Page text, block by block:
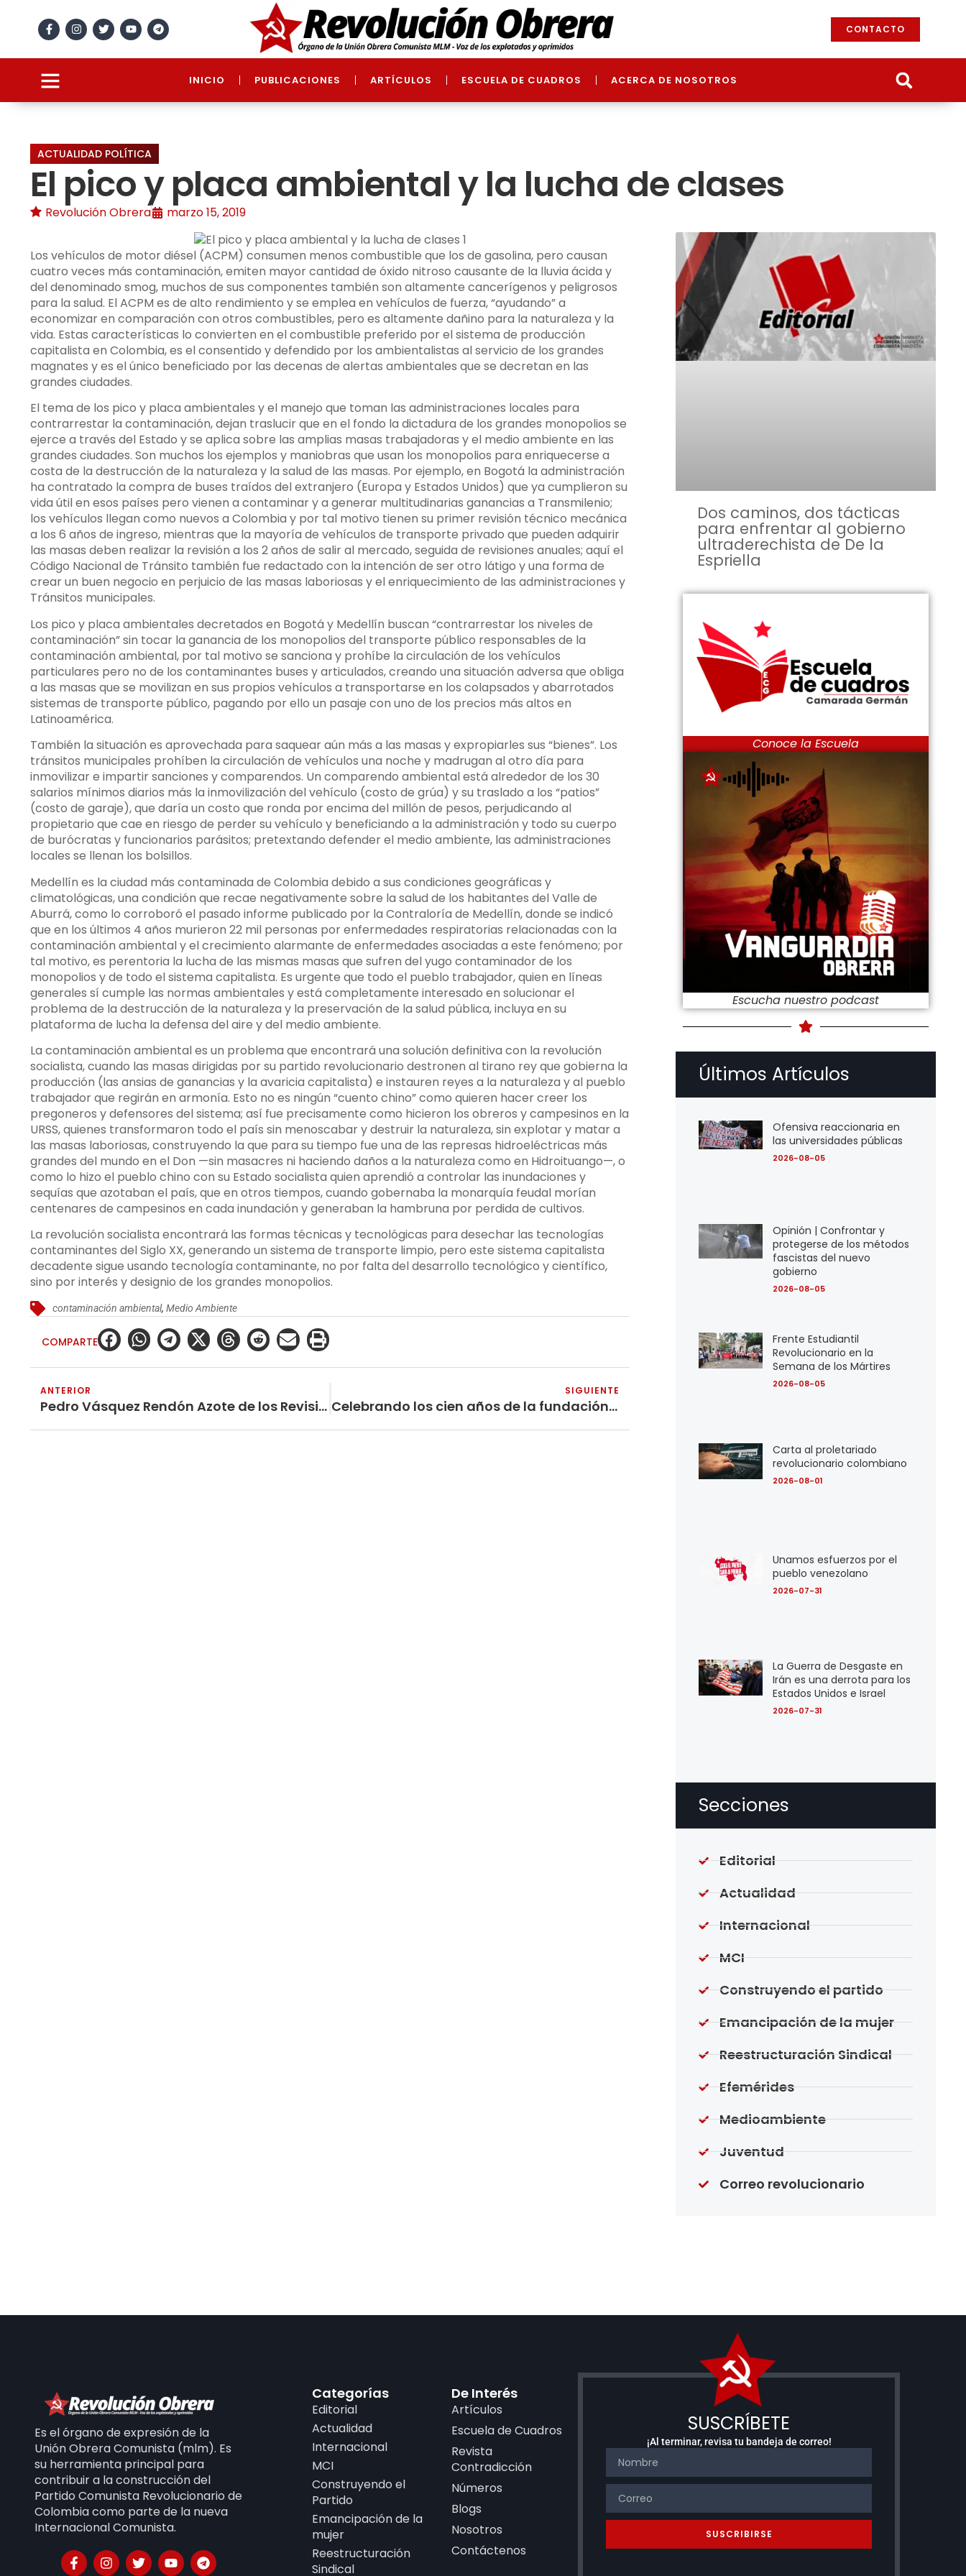
CONTACTO
INICIO PUBLICACIONES ARTÍCULOS ESCUELA DE CUADROS ACERCA DE NOSOTROS
ACTUALIDAD POLÍTICA
El pico y placa ambiental y la lucha de clases
Revolución Obrera marzo 15, 2019
Los vehículos de motor diésel (ACPM) consumen menos combustible que los de gasolina, pero causan
cuatro veces más contaminación, emiten mayor cantidad de óxido nitroso causante de la lluvia ácida y
del denominado smog, muchos de sus componentes también son altamente cancerígenos y peligrosos
para la salud. El ACPM es de alto rendimiento y se emplea en vehículos de fuerza, “ayudando” a
economizar en comparación con otros combustibles, pero es altamente dañino para la naturaleza y la
vida. Estas características lo convierten en el combustible preferido por el sistema de producción
capitalista en Colombia, es el consentido y defendido por los ambientalistas al servicio de los grandes
magnates y es el único beneficiado por las decenas de alertas ambientales que se decretan en las
grandes ciudades.
El tema de los pico y placa ambientales y el manejo que toman las administraciones locales para
contrarrestar la contaminación, dejan traslucir que en el fondo la dictadura de los grandes monopolios se
ejerce a través del Estado y se aplica sobre las amplias masas trabajadoras y el medio ambiente en las
grandes ciudades. Son muchos los ejemplos y maniobras que usan los monopolios para enriquecerse a
costa de la destrucción de la naturaleza y la salud de las masas. Por ejemplo, en Bogotá la administración
ha contratado la compra de buses traídos del extranjero (Europa y Estados Unidos) que ya cumplieron su
vida útil en esos países pero vienen a contaminar y a generar multitudinarias ganancias a Transmilenio;
los vehículos llegan como nuevos a Colombia y por tal motivo tienen su primer revisión técnico mecánica
a los 6 años de ingreso, mientras que la mayoría de vehículos de transporte privado que pueden adquirir
las masas deben realizar la revisión a los 2 años de salir al mercado, seguida de revisiones anuales; aquí el
Código Nacional de Tránsito también fue redactado con la intención de ser otro látigo y una forma de
crear un buen negocio en perjuicio de las masas laboriosas y el enriquecimiento de las administraciones y
Tránsitos municipales.
Los pico y placa ambientales decretados en Bogotá y Medellín buscan “contrarrestar los niveles de
contaminación” sin tocar la ganancia de los monopolios del transporte público responsables de la
contaminación ambiental, por tal motivo se sanciona y prohíbe la circulación de los vehículos
particulares pero no de los contaminantes buses y articulados, creando una situación adversa que obliga
a las masas que se movilizan en sus propios vehículos a transportarse en los colapsados y abarrotados
sistemas de transporte público, pagando por ello un pasaje con uno de los precios más altos en
Latinoamérica.
También la situación es aprovechada para saquear aún más a las masas y expropiarles sus “bienes”. Los
tránsitos municipales prohíben la circulación de vehículos una noche y madrugan al otro día para
inmovilizar e impartir sanciones y comparendos. Un comparendo ambiental está alrededor de los 30
salarios mínimos diarios más la inmovilización del vehículo (costo de grúa) y su traslado a los “patios”
(costo de garaje), que daría un costo que ronda por encima del millón de pesos, perjudicando al
propietario que cae en riesgo de perder su vehículo y beneficiando a la administración y todo su cuerpo
de burócratas y funcionarios parásitos; pretextando defender el medio ambiente, las administraciones
locales se llenan los bolsillos.
Medellín es la ciudad más contaminada de Colombia debido a sus condiciones geográficas y
climatológicas, una condición que recae negativamente sobre la salud de los habitantes del Valle de
Aburrá, como lo corroboró el pasado informe publicado por la Contraloría de Medellín, donde se indicó
que en los últimos 4 años murieron 22 mil personas por enfermedades respiratorias relacionadas con la
contaminación ambiental y el crecimiento alarmante de enfermedades asociadas a este fenómeno; por
tal motivo, es perentoria la lucha de las mismas masas que sufren del yugo contaminador de los
monopolios y de todo el sistema capitalista. Es urgente que todo el pueblo trabajador, quien en líneas
generales sí cumple las normas ambientales y está completamente interesado en solucionar el
problema de la destrucción de la naturaleza y la preservación de la salud pública, incluya en su
plataforma de lucha la defensa del aire y del medio ambiente.
La contaminación ambiental es un problema que encontrará una solución definitiva con la revolución
socialista, cuando las masas dirigidas por su partido revolucionario destronen al tirano rey que gobierna la
producción (las ansias de ganancias y la avaricia capitalista) e instauren reyes a la naturaleza y al pueblo
trabajador que regirán en armonía. Esto no es ningún “cuento chino” como quieren hacer creer los
pregoneros y defensores del sistema; así fue precisamente como hicieron los obreros y campesinos en la
URSS, quienes transformaron todo el país sin menoscabar y destruir la naturaleza, sin explotar y matar a
las masas laboriosas, construyendo la que para su tiempo fue una de las represas hidroeléctricas más
grandes del mundo en el Don —sin masacres ni haciendo daños a la naturaleza como en Hidroituango—, o
como lo hizo el pueblo chino con su Estado socialista quien aprendió a controlar las inundaciones y
sequías que azotaban el país, que en otros tiempos, cuando gobernaba la monarquía feudal morían
centenares de campesinos en cada inundación y generaban la hambruna por perdida de cultivos.
La revolución socialista encontrará las formas técnicas y tecnológicas para desechar las tecnologías
contaminantes del Siglo XX, generando un sistema de transporte limpio, pero este sistema capitalista
decadente sigue usando tecnología contaminante, no por falta del desarrollo tecnológico y científico,
sino por interés y designio de los grandes monopolios.
contaminación ambiental,Medio Ambiente
COMPARTE
ANTERIOR
Pedro Vásquez Rendón Azote de los Revisionistas
SIGUIENTE
Celebrando los cien años de la fundación de la Internacional Comunista
Dos caminos, dos tácticas
para enfrentar al gobierno
ultraderechista de De la
Espriella
Conoce la Escuela
Escucha nuestro podcast
Últimos Artículos
Ofensiva reaccionaria en
las universidades públicas
2026-08-05
Opinión | Confrontar y
protegerse de los métodos
fascistas del nuevo
gobierno
2026-08-05
Frente Estudiantil
Revolucionario en la
Semana de los Mártires
2026-08-05
Carta al proletariado
revolucionario colombiano
2026-08-01
Unamos esfuerzos por el
pueblo venezolano
2026-07-31
La Guerra de Desgaste en
Irán es una derrota para los
Estados Unidos e Israel
2026-07-31
Secciones
Editorial
Actualidad
Internacional
MCI
Construyendo el partido
Emancipación de la mujer
Reestructuración Sindical
Efemérides
Medioambiente
Juventud
Correo revolucionario
Es el órgano de expresión de la
Unión Obrera Comunista (mlm). Es
su herramienta principal para
contribuir a la construcción del
Partido Comunista Revolucionario de
Colombia como parte de la nueva
Internacional Comunista.
Categorías
Editorial
Actualidad
Internacional
MCI
Construyendo el
Partido
Emancipación de la
mujer
Reestructuración
Sindical
De Interés
Artículos
Escuela de Cuadros
Revista
Contradicción
Números
Blogs
Nosotros
Contáctenos
SUSCRÍBETE
¡Al terminar, revisa tu bandeja de correo!
SUSCRIBIRSE